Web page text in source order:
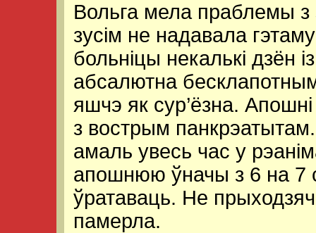
Вольга мела праблемы
зусім не надавала
больніцы некалькі дзён
абсалютна
яшчэ як сур’ёзна.
з вострым
амаль увесь час у
апошнюю ўначы з 6 на 7
ўратаваць. Не
памерла.